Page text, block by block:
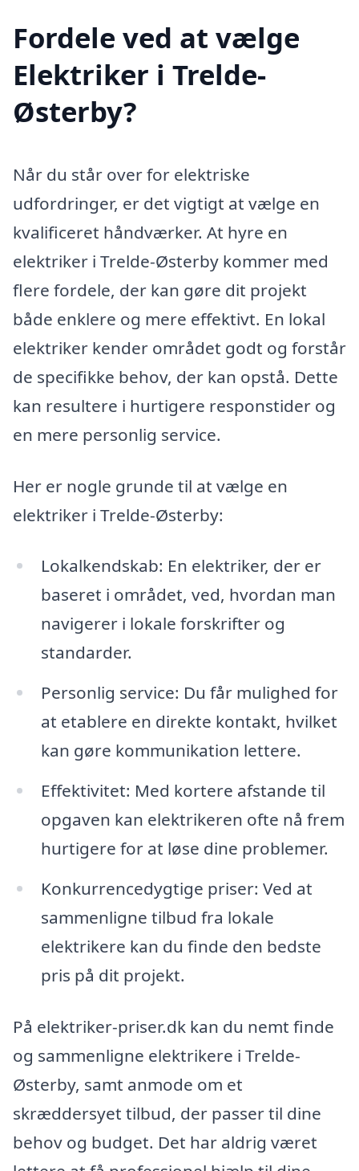
Fordele ved at vælge
Elektriker i Trelde-
Østerby?
Når du står over for elektriske
udfordringer, er det vigtigt at vælge en
kvalificeret håndværker. At hyre en
elektriker i Trelde-Østerby kommer med
flere fordele, der kan gøre dit projekt
både enklere og mere effektivt. En lokal
elektriker kender området godt og forstår
de specifikke behov, der kan opstå. Dette
kan resultere i hurtigere responstider og
en mere personlig service.
Her er nogle grunde til at vælge en
elektriker i Trelde-Østerby:
Lokalkendskab: En elektriker, der er
baseret i området, ved, hvordan man
navigerer i lokale forskrifter og
standarder.
Personlig service: Du får mulighed for
at etablere en direkte kontakt, hvilket
kan gøre kommunikation lettere.
Effektivitet: Med kortere afstande til
opgaven kan elektrikeren ofte nå frem
hurtigere for at løse dine problemer.
Konkurrencedygtige priser: Ved at
sammenligne tilbud fra lokale
elektrikere kan du finde den bedste
pris på dit projekt.
På elektriker-priser.dk kan du nemt finde
og sammenligne elektrikere i Trelde-
Østerby, samt anmode om et
skræddersyet tilbud, der passer til dine
behov og budget. Det har aldrig været